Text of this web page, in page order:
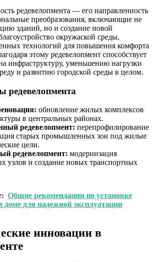
редевелопмента — его направленность
преобразования, включающие не
зданий, но и создание новой
окружаской среды,
технологий для повышения комфорта
этому редевелопмент способствует
инфраструктуру, уменьшению нагрузки
и развитию городской среды в целом.
редевелопмента
обновление жилых комплексов
в центральных районах.
редевелопмент: перепрофилирование
старых промышленных зон под жилые
цели.
редевелопмент: модернизация
узлов и создание новых транспортных
Общие рекомендации по установке
доме для надежной эксплуатации
инновации в